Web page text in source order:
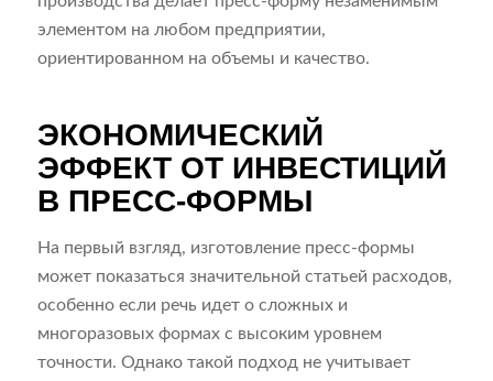
элементом на любом предприятии,
ориентированном на объемы и качество.
ЭКОНОМИЧЕСКИЙ
ЭФФЕКТ ОТ ИНВЕСТИЦИЙ
В ПРЕСС-ФОРМЫ
На первый взгляд, изготовление пресс-формы
может показаться значительной статьей расходов,
особенно если речь идет о сложных и
многоразовых формах с высоким уровнем
точности. Однако такой подход не учитывает